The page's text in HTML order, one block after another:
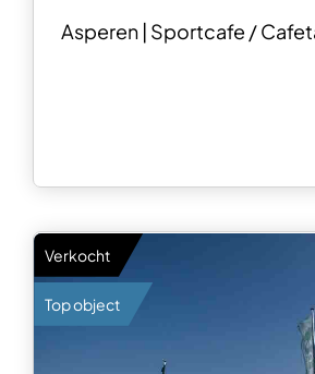
Asperen | Sportcafe /
Verkocht
Top object